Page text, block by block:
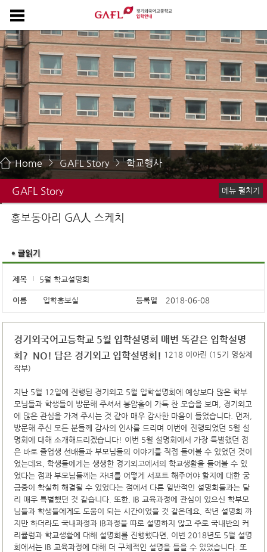
Home > GAFL Story > 학교행사
GAFL Story
GAFL Life
메뉴 펼치기
홍보동아리 GA人 스케치
제목 5월 학교설명회
이름 입학홍보실 등록일 2018-06-08
경기외국어고등학교 5월 입학설명회 매번 똑같은 입학설명
회? NO! 답은 경기외고 입학설명회! 1218 이아린 (15기 영상제
작부)
지난 5월 12일에 진행된 경기외고 5월 입학설명회에 예상보다 많은 학부
모님들과 학생들이 방문해 주셔서 봉암홀이 가득 찬 모습을 보며, 경기외고
에 많은 관심을 가져 주시는 것 같아 매우 감사한 마음이 들었습니다. 먼저,
방문해 주신 모든 분들께 감사의 인사를 드리며 이번에 진행되었던 5월 설
명회에 대해 소개해드리겠습니다! 이번 5월 설명회에서 가장 특별했던 점
은 바로 졸업생 선배들과 부모님들의 이야기를 직접 들어볼 수 있었던 것이
었는데요, 학생들에게는 생생한 경기외고에서의 학교생활을 들어볼 수 있
었다는 점과 부모님들께는 자녀를 어떻게 서포트 해주어야 할지에 대한 궁
금증이 확실히 해결될 수 있었다는 점에서 다른 일반적인 설명회들과는 달
리 매우 특별했던 것 같습니다. 또한, IB 교육과정에 관심이 있으신 학부모
님들과 학생들에게도 도움이 되는 시간이었을 것 같은데요, 작년 설명회 까
지만 하더라도 국내과정과 IB과정을 따로 설명하지 않고 주로 국내반의 커
리큘럼과 학교생활에 대해 설명회를 진행했다면, 이번 2018년도 5월 설명
회에서는 IB 교육과정에 대해 더 구체적인 설명을 들을 수 있었습니다. 또